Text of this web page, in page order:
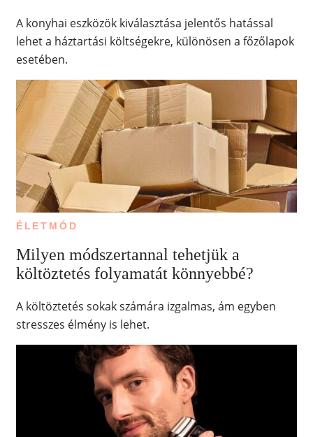
A konyhai eszközök kiválasztása jelentős hatással
lehet a háztartási költségekre, különösen a főzőlapok
esetében.
ÉLETMÓD
Milyen módszertannal tehetjük a
költöztetés folyamatát könnyebbé?
A költöztetés sokak számára izgalmas, ám egyben
stresszes élmény is lehet.